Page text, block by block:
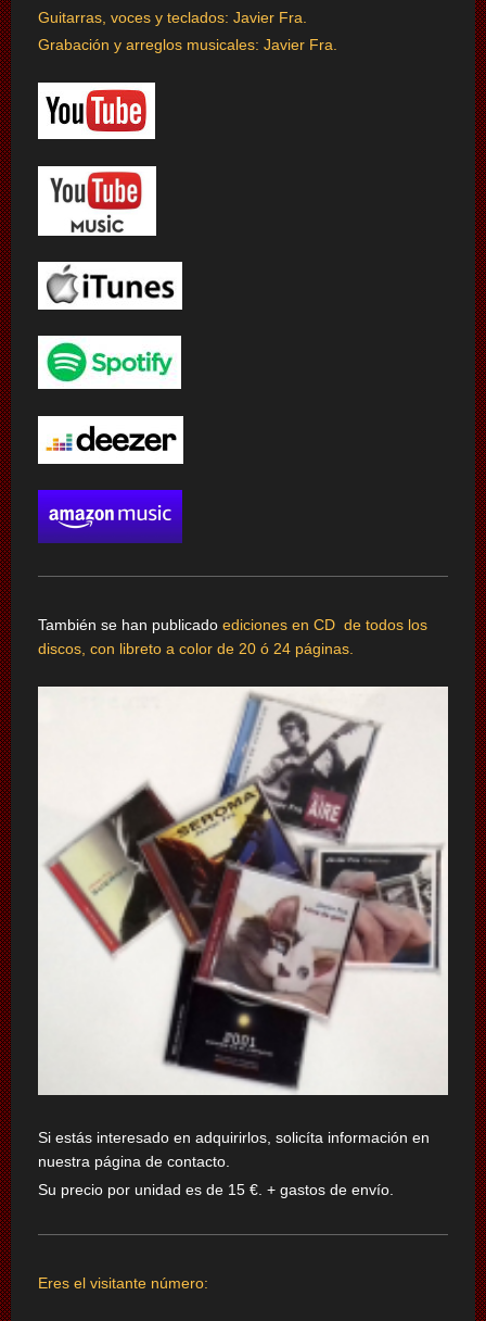
Guitarras, voces y teclados: Javier Fra.
Grabación y arreglos musicales: Javier Fra.
También se han publicado ediciones en CD de todos los
discos, con libreto a color de 20 ó 24 páginas.
Si estás interesado en adquirirlos, solicíta información en
nuestra página de contacto.
Su precio por unidad es de 15 €. + gastos de envío.
Eres el visitante número: